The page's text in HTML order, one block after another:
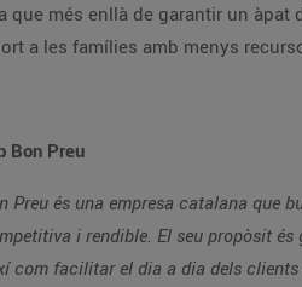
que més enllà de garantir un
a les famílies amb menys
Bon Preu
Preu és una empresa catalana que
i rendible. El seu propòsit
com facilitar el dia a dia dels